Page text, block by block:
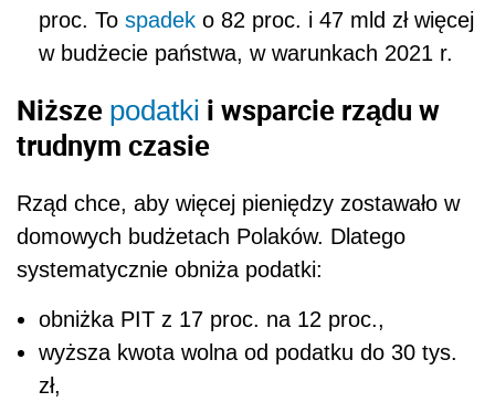
proc. To spadek o 82 proc. i 47 mld zł więcej
w budżecie państwa, w warunkach 2021 r.
Niższe podatki i wsparcie rządu w
trudnym czasie
Rząd chce, aby więcej pieniędzy zostawało w
domowych budżetach Polaków. Dlatego
systematycznie obniża podatki:
obniżka PIT z 17 proc. na 12 proc.,
wyższa kwota wolna od podatku do 30 tys.
zł,